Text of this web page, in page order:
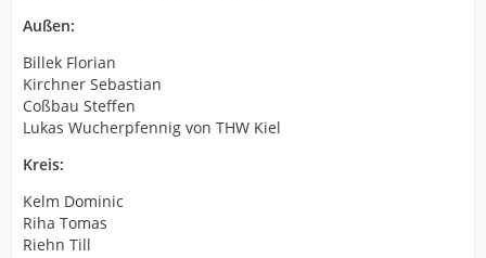
Außen:
Billek Florian
Kirchner Sebastian
Coßbau Steffen
Lukas Wucherpfennig von THW Kiel
Kreis:
Kelm Dominic
Riha Tomas
Riehn Till